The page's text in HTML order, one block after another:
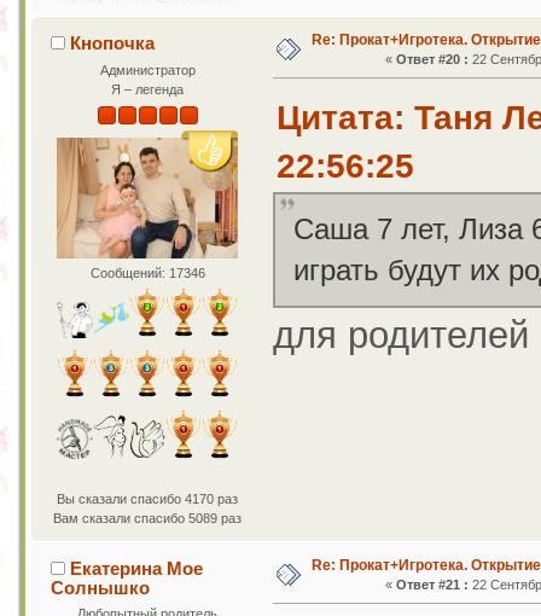
Кнопочка
Администратор
Я – легенда
Сообщений: 17346
Вы сказали спасибо 4170 раз
Вам сказали спасибо 5089 раз
Re: Прокат+Игротека.
«Ответ #20 : 22
Цитата: Таня
22:56:25
Саша 7 лет, Лиза
играть будут их
для родителей
Екатерина Мое
Солнышко
Re: Прокат+Игротека.
«Ответ #21 : 22